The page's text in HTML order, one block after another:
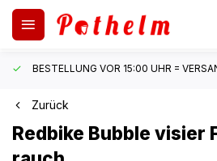
BESTELLUNG VOR 15:00 UHR =
Zurück
Redbike Bubble visier